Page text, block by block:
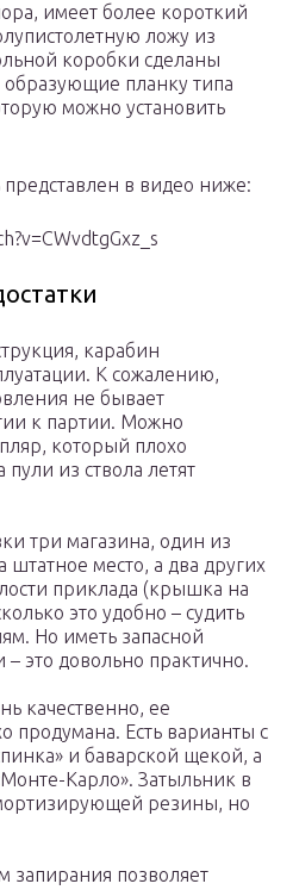
имеет более короткий
ложу из
коробки сделаны
планку типа
можно установить
в видео ниже:
карабин
К сожалению,
не бывает
к партии. Можно
который плохо
пули из ствола летят
три магазина, один из
штатное место, а два других
приклада (крышка на
это удобно – судить
Но иметь запасной
это довольно практично.
качественно, ее
продумана. Есть варианты с
и баварской щекой, а
Карло». Затыльник в
резины, но
запирания позволяет